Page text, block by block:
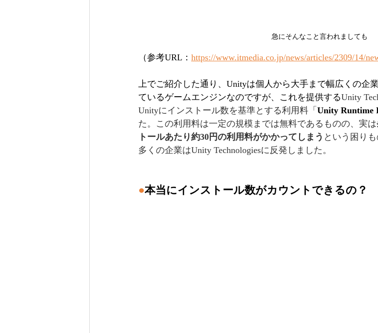
急にそんなこと言われましても
（参考URL： https://www.itmedia.co.jp/news/articles/2309/14/
上でご紹介した通り、Unityは個人から大手まで幅広くの企
ているゲームエンジンなのですが、これを提供するUnity
Unityにインストール数を基準とする利用料「 Unity Runtime
た。この利用料は一定の規模までは無料であるものの、実は
トールあたり約30円の利用料がかかってしまう という困り
多くの企業はUnity Technologiesに反発しました。
●本当にインストール数がカウントできるの？